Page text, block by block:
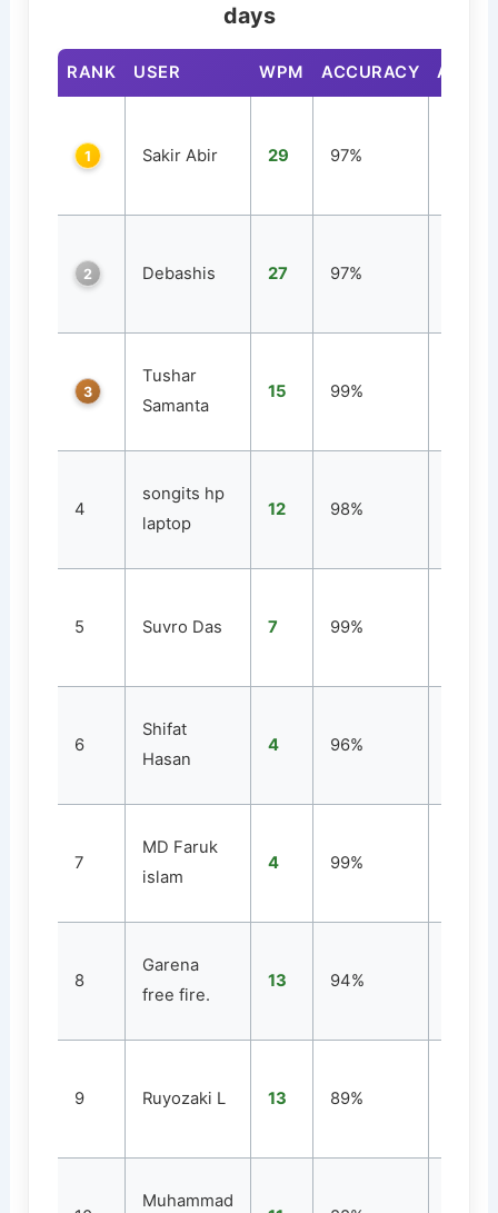
days
RANK USER WPM ACCURACY
1 Sakir Abir 29 97%
2 Debashis 27 97%
3
Tushar
Samanta
15 99%
4
songits hp
laptop
12 98%
5 Suvro Das 7 99%
6
Shifat
Hasan
4 96%
7
MD Faruk
islam
4 99%
8
Garena
free fire.
13 94%
9 Ruyozaki L 13 89%
Muhammad